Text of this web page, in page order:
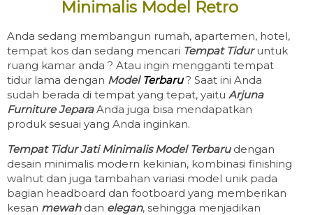
Minimalis Model Retro
Anda sedang membangun rumah, apartemen, hotel,
tempat kos dan sedang mencari Tempat Tiduruntuk
ruang kamar anda ? Atau ingin mengganti tempat
tidur lama dengan Model Terbaru? Saat ini Anda
sudah berada di tempat yang tepat, yaitu Arjuna
Furniture JeparaAnda juga bisa mendapatkan
produk sesuai yang Anda inginkan.
Tempat Tidur Jati Minimalis Model Terbaru dengan
desain minimalis modern kekinian, kombinasi finishing
walnut dan juga tambahan variasi model unik pada
bagian headboard dan footboard yang memberikan
kesan mewahdan elegan, sehingga menjadikan